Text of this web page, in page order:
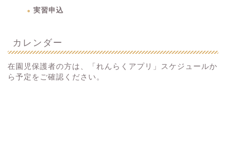
実習申込
カレンダー
在園児保護者の方は、「れんらくアプリ」スケジュールか
ら予定をご確認ください。